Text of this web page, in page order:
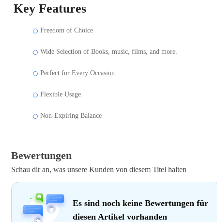
Key Features
Freedom of Choice
Wide Selection of Books, music, films, and more.
Perfect for Every Occasion
Flexible Usage
Non-Expiring Balance
Bewertungen
Schau dir an, was unsere Kunden von diesem Titel halten
Es sind noch keine Bewertungen für
diesen Artikel vorhanden